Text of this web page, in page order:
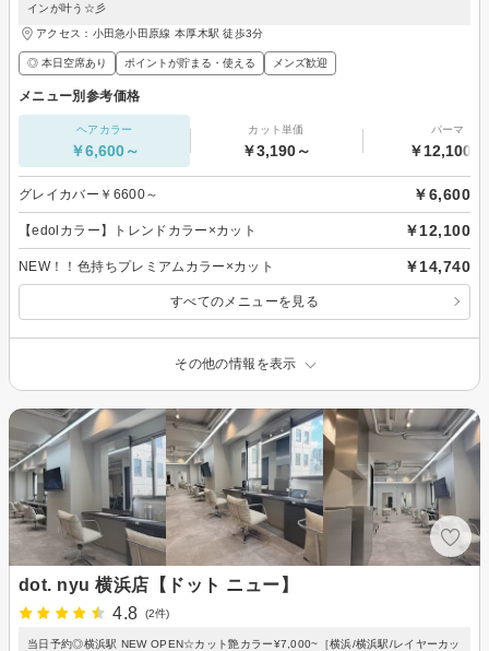
インが叶う☆彡
アクセス：小田急小田原線 本厚木駅 徒歩3分
◎ 本日空席あり ポイントが貯まる・使える メンズ歓迎
メニュー別参考価格
ヘアカラー
￥6,600～
カット単価
￥3,190～
パーマ
￥12,100～
グレイカバー￥6600～ ￥6,600
【edolカラー】トレンドカラー×カット ￥12,100
NEW！！色持ちプレミアムカラー×カット ￥14,740
すべてのメニューを見る
その他の情報を表示
dot. nyu 横浜店【ドット ニュー】
4.8
(2件)
当日予約◎横浜駅 NEW OPEN☆カット艶カラー¥7,000~［横浜/横浜駅/レイヤーカッ